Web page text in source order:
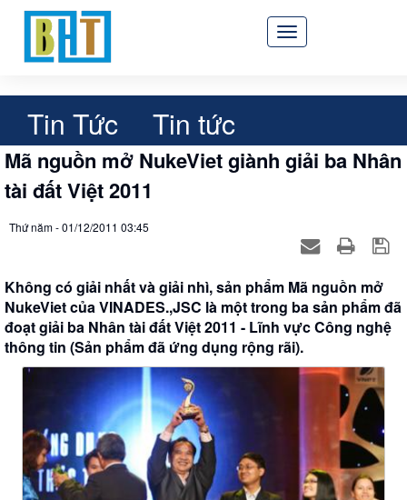
Array ( [0] => 03－6327－4982 [1] => 0363274982 )
Tin Tức Tin tức
Mã nguồn mở NukeViet giành giải ba Nhân
tài đất Việt 2011
Thứ năm - 01/12/2011 03:45
Không có giải nhất và giải nhì, sản phẩm Mã nguồn mở
NukeViet của VINADES.,JSC là một trong ba sản phẩm đã
đoạt giải ba Nhân tài đất Việt 2011 - Lĩnh vực Công nghệ
thông tin (Sản phẩm đã ứng dụng rộng rãi).